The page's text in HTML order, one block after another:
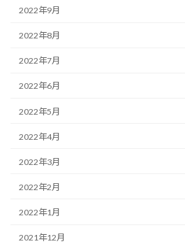
2022年9月
2022年8月
2022年7月
2022年6月
2022年5月
2022年4月
2022年3月
2022年2月
2022年1月
2021年12月